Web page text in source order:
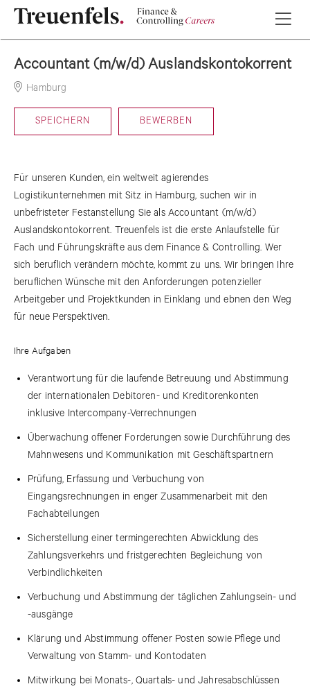
Accountant (m/w/d) Auslandskontokorrent
Hamburg
SPEICHERN BEWERBEN
Für unseren Kunden, ein weltweit agierendes
Logistikunternehmen mit Sitz in Hamburg, suchen wir in
unbefristeter Festanstellung Sie als Accountant (m/w/d)
Auslandskontokorrent. Treuenfels ist die erste Anlaufstelle für
Fach und Führungskräfte aus dem Finance & Controlling. Wer
sich beruflich verändern möchte, kommt zu uns. Wir bringen Ihre
beruflichen Wünsche mit den Anforderungen potenzieller
Arbeitgeber und Projektkunden in Einklang und ebnen den Weg
für neue Perspektiven.
Ihre Aufgaben
Verantwortung für die laufende Betreuung und Abstimmung
der internationalen Debitoren- und Kreditorenkonten
inklusive Intercompany-Verrechnungen
Überwachung offener Forderungen sowie Durchführung des
Mahnwesens und Kommunikation mit Geschäftspartnern
Prüfung, Erfassung und Verbuchung von
Eingangsrechnungen in enger Zusammenarbeit mit den
Fachabteilungen
Sicherstellung einer termingerechten Abwicklung des
Zahlungsverkehrs und fristgerechten Begleichung von
Verbindlichkeiten
Verbuchung und Abstimmung der täglichen Zahlungsein- und
-ausgänge
Klärung und Abstimmung offener Posten sowie Pflege und
Verwaltung von Stamm- und Kontodaten
Mitwirkung bei Monats-, Quartals- und Jahresabschlüssen